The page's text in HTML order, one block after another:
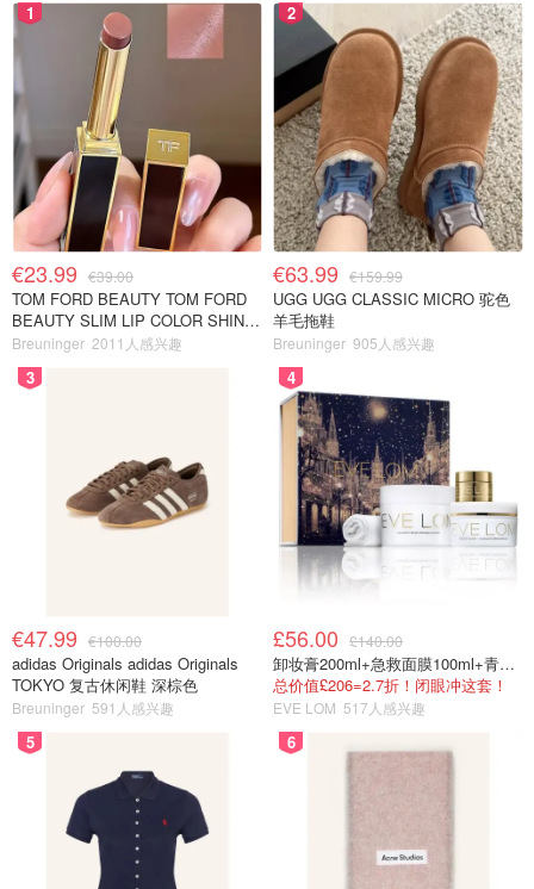
1
€23.99 €39.00
TOM FORD BEAUTY TOM FORD
BEAUTY SLIM LIP COLOR SHINE
口红 open back色
Breuninger 2011人感兴趣
2
€63.99 €159.99
UGG UGG CLASSIC MICRO 驼色
羊毛拖鞋
Breuninger 905人感兴趣
3
€47.99 €100.00
adidas Originals adidas Originals
TOKYO 复古休闲鞋 深棕色
Breuninger 591人感兴趣
4
£56.00 £140.00
卸妆膏200ml+急救面膜100ml+青春面霜15ml
总价值£206=2.7折！闭眼冲这套！
EVE LOM 517人感兴趣
5 6